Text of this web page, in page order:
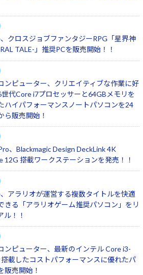
クロスジョブファンタジーRPG「星界神
TALE-」推奨PCを販売開始！！
ンピューター、クリエイティブな作業に好
代Core i7プロセッサーと64GBメモリを
ハイパフォーマンスノートパソコンを24
ら販売開始！
、Blackmagic Design DeckLink 4K
12G 搭載ワークステーションを発売！！
アラリオが運営する複数タイトルを快適
きる「アラリオゲーム推奨パソコン」をリ
ル！！
ンピューター、最新のインテル Core i3-
載したコストパフォーマンスに優れたパ
販売開始！